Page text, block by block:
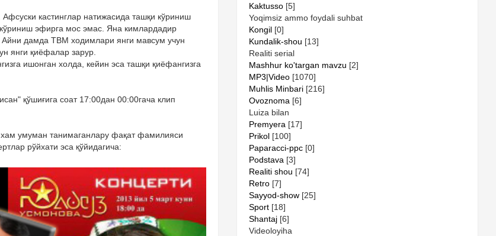
кастинглар натижасида ташқи кўриниш
кўриниш эфирга мос эмас. Яна кимлардадир
Айни дамда ТВМ ходимлари янги мавсум учун
янги қиёфалар зарур.
ишонган холда, кейин эса ташқи қиёфангизга
қўшиғига соат 17:00дан 00:00гача клип
умуман танимаганлару фақат фамилияси
рўйхати эса қўйидагича:
Kaktusso [5]
Yoqimsiz ammo foydali suhbat
Kongil [0]
Kundalik-shou [13]
Realiti serial
Mashhur ko'targan mavzu [2]
MP3|Video [1070]
Muhlis Minbari [216]
Ovoznoma [6]
Luiza bilan
Premyera [17]
Prikol [100]
Paparacci-ppc [0]
Podstava [3]
Realiti shou [74]
Retro [7]
Sayyod-show [25]
Sport [18]
Shantaj [6]
Videoloyiha